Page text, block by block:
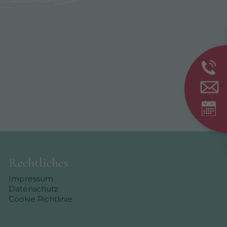
Rechtliches
Impressum
Datenschutz
Cookie Richtlinie